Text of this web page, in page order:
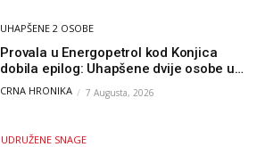
UHAPŠENE 2 OSOBE
Provala u Energopetrol kod Konjica
dobila epilog: Uhapšene dvije osobe u
Čapljini i Jablanici
CRNA HRONIKA 7 Augusta, 2026
UDRUŽENE SNAGE